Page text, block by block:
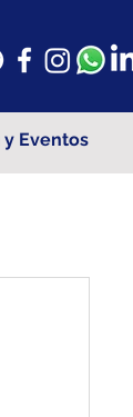
y Eventos